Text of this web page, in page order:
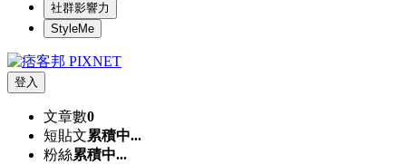
社群影響力
StyleMe
登入
文章數0
短貼文累積中...
粉絲累積中...